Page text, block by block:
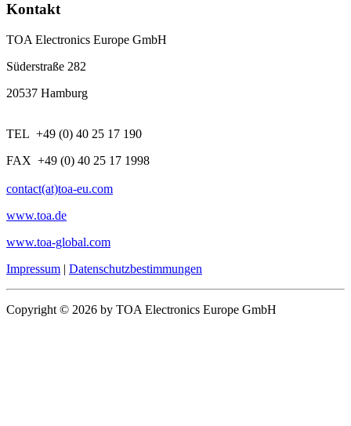
Kontakt
TOA Electronics Europe GmbH
Süderstraße 282
20537 Hamburg
TEL +49 (0) 40 25 17 190
FAX +49 (0) 40 25 17 1998
contact(at)toa-eu.com
www.toa.de
www.toa-global.com
Impressum | Datenschutzbestimmungen
Copyright © 2026 by TOA Electronics Europe GmbH